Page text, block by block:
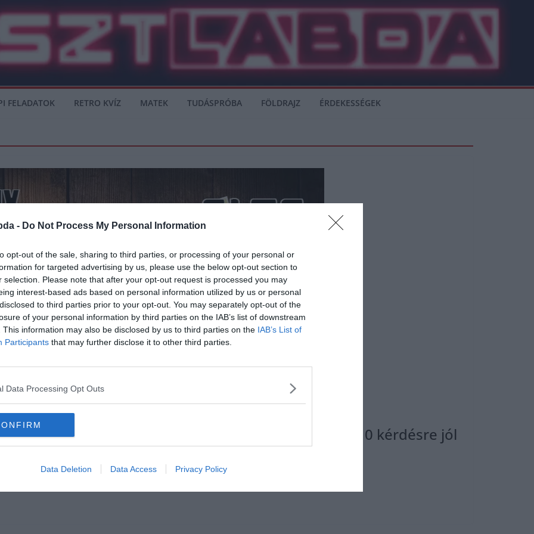
- Do Not Process My Personal Information
opt-out of the sale, sharing to third parties, or processing of your personal or
for targeted advertising by us, please use the below opt-out section to
selection. Please note that after your opt-out request is processed you may
interest-based ads based on personal information utilized by us or personal
to third parties prior to your opt-out. You may separately opt-out of the
of your personal information by third parties on the IAB’s list of downstream
This information may also be disclosed by us to third parties on the IAB’s List of
Participants that may further disclose it to other third parties.
Data Processing Opt Outs
Data Deletion Data Access Privacy Policy
FELADATOK RETRO KVÍZ MATEK TUDÁSPRÓBA FÖLDRAJZ ÉRDEKESSÉGEK
az MTI, a GDP vagy a HÉV? Sikerül mind a 10 kérdésre jól
nap mint nap használunk, vagy olvassuk újságban, halljuk a hírekben. De vajon tudod-e